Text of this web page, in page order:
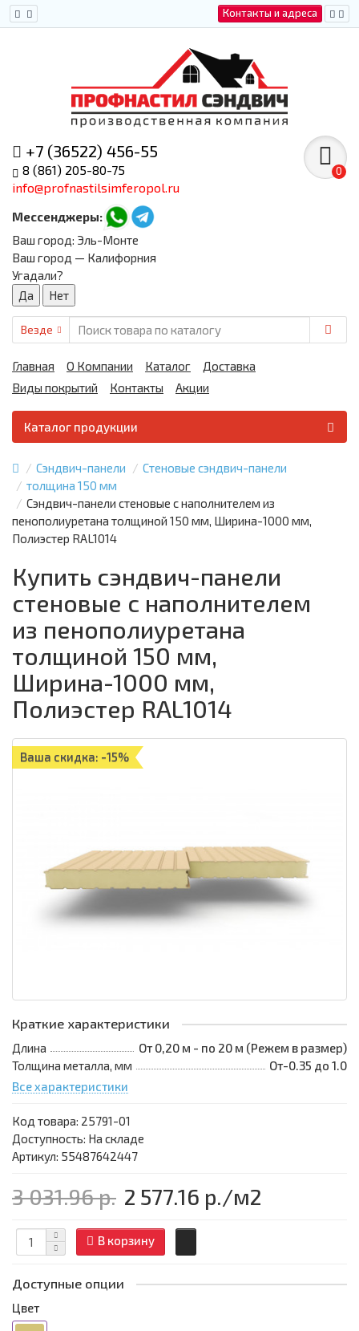
Контакты и адреса
+7 (36522) 456-55
8 (861) 205-80-75
info@profnastilsimferopol.ru
Мессенджеры:
0
Ваш город: Эль-Монте
Ваш город — Калифорния
Угадали?
Везде
Главная О Компании Каталог
Доставка
Виды покрытий
Контакты Акции
Каталог продукции
Сэндвич-панели
Стеновые сэндвич-панели
толщина 150 мм
Сэндвич-панели стеновые с наполнителем из
пенополиуретана толщиной 150 мм, Ширина-1000 мм,
Полиэстер RAL1014
Купить сэндвич-панели
стеновые с наполнителем
из пенополиуретана
толщиной 150 мм,
Ширина-1000 мм,
Полиэстер RAL1014
Ваша скидка: -15%
Краткие характеристики
Длина
От 0,20 м - по 20 м (Режем в размер)
Толщина металла, мм
От-0.35 до 1.0
Все характеристики
Код товара: 25791-01
Доступность: На складе
Артикул: 55487642447
3 031.96 р. 2 577.16 р./м2
В корзину
Доступные опции
Цвет